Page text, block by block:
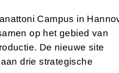
Campus in
op het gebied van
De nieuwe site
drie strategische